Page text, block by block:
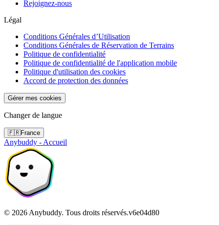
Rejoignez-nous
Légal
Conditions Générales d’Utilisation
Conditions Générales de Réservation de Terrains
Politique de confidentialité
Politique de confidentialité de l'application mobile
Politique d'utilisation des cookies
Accord de protection des données
Gérer mes cookies
Changer de langue
🇫🇷France
Anybuddy - Accueil
© 2026 Anybuddy. Tous droits réservés.v6e04d80